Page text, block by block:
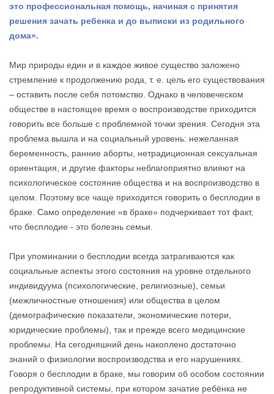
это профессиональная помощь, начиная с принятия
решения зачать ребенка и до выписки из родильного
дома».
Мир природы един и в каждое живое существо заложено
стремление к продолжению рода, т. е. цель его существования
– оставить после себя потомство. Однако в человеческом
обществе в настоящее время о воспроизводстве приходится
говорить все больше с проблемной точки зрения. Сегодня эта
проблема вышла и на социальный уровень: нежеланная
беременность, ранние аборты, нетрадиционная сексуальная
ориентация, и другие факторы неблагоприятно влияют на
психологическое состояние общества и на воспроизводство в
целом. Поэтому все чаще приходится говорить о бесплодии в
браке. Само определение «в браке» подчеркивает тот факт,
что бесплодие - это болезнь семьи.
При упоминании о бесплодии всегда затрагиваются как
социальные аспекты этого состояния на уровне отдельного
индивидуума (психологические, религиозные), семьи
(межличностные отношения) или общества в целом
(демографические показатели, экономические потери,
юридические проблемы), так и прежде всего медицинские
проблемы. На сегодняшний день накоплено достаточно
знаний о физиологии воспроизводства и его нарушениях.
Говоря о бесплодии в браке, мы говорим об особом состоянии
репродуктивной системы, при котором зачатие ребёнка не